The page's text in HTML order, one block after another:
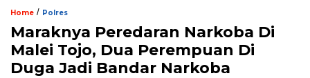
Home / Polres
Maraknya Peredaran Narkoba Di
Malei Tojo, Dua Perempuan Di
Duga Jadi Bandar Narkoba